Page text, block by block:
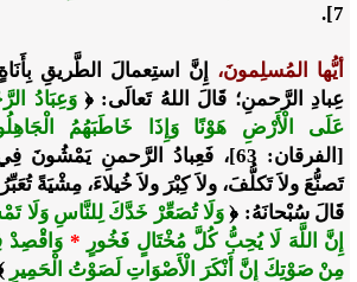
7]
.
أيُّها المُسلِمونَ، إِنَّ استِعمالَ الطَّريقِ
عِبادِ الرَّحمنِ؛ قَالَ اللهُ تَعالَى: ﴿وَعِبَادُ
عَلَى الْأَرْضِ هَوْنًا وَإِذَا خَاطَبَهُمُ
[الفرقان: 63]
، فَعِبادُ الرَّحمنِ يَمْشُونَ فِي
تَصنُّعَ ولاَ تَكلُّفَ، ولاَ كِبْرَ ولاَ خُيلاءَ، مِشْيَةً
قَالَ سُبْحانَهُ: ﴿ وَلَا تُصَعِّرْ خَدَّكَ لِلنَّاسِ وَلَا
إِنَّ اللَّهَ لَا يُحِبُّ كُلَّ مُخْتَالٍ فَخُورٍ *
مِنْ صَوْتِكَ إِنَّ أَنْكَرَ الْأَصْوَاتِ لَصَوْتُ الْحَمِيرِ